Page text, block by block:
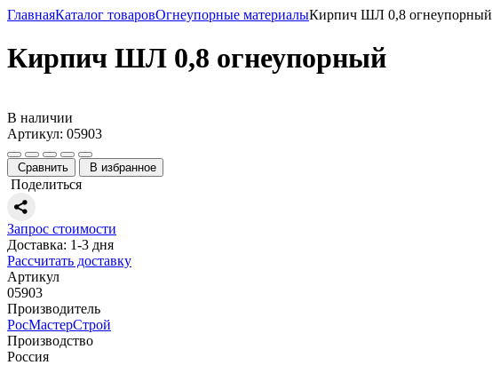
ГлавнаяКаталог товаровОгнеупорные материалыКирпич ШЛ 0,8 огнеупорный
Кирпич ШЛ 0,8 огнеупорный
В наличии
Артикул: 05903
Сравнить В избранное
Поделиться
Запрос стоимости
Доставка: 1-3 дня
Рассчитать доставку
Артикул
05903
Производитель
РосМастерСтрой
Производство
Россия